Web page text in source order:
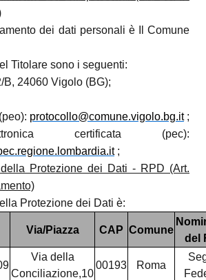
dei dati personali è Il Comune
Titolare sono i seguenti:
B, 24060 Vigolo (BG);
protocollo@comune.vigolo.bg.it;
certificata (pec):
;
Protezione dei Dati - RPD (Art.
Protezione dei Dati è:
Via/Piazza CAP Comune
del
Via della
Conciliazione,10
00193 Roma